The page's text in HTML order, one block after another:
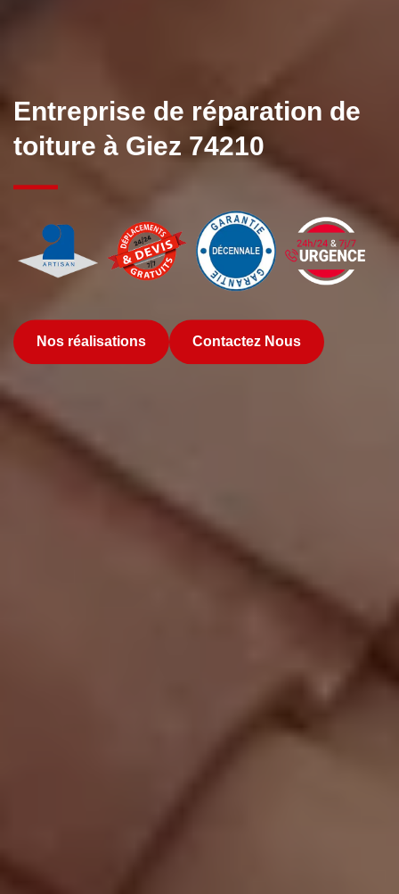
Entreprise de réparation de
toiture à Giez 74210
Nos réalisations Contactez Nous